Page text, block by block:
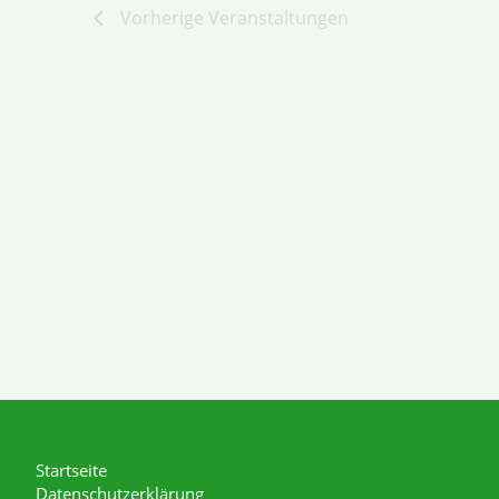
Vorherige Veranstaltungen
Startseite
Datenschutzerklärung